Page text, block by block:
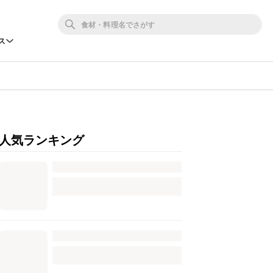
人気ランキング